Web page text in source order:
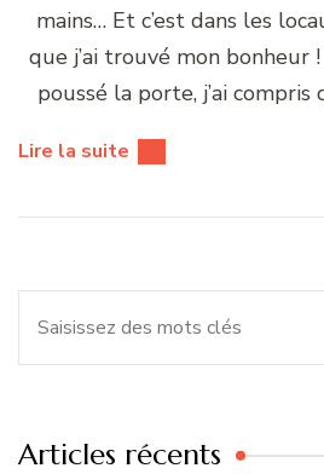
mains… Et c’est dans les
que j’ai trouvé mon bonheur
poussé la porte, j’ai compris
Lire la suite
Articles récents